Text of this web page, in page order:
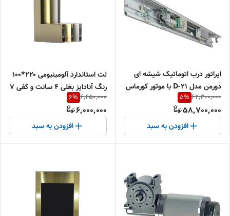
اپراتور درب اتوماتیک شیشه ای
دورمن مدل D-21 با موتور کورماس
ترک و دوسال گارانتی بی قید و
شرط
62,300,000
5%
58,700,000
افزودن به سبد
لت استاندارد آلومینیومی ۲۲۰*۱۰۰
رنگ آنادایز بغلی ۴ سانت و کفی ۷
سانت سنگین ضخیم
6,450,000
6%
6,000,000
افزودن به سبد